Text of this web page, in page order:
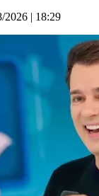
2026 | 18:29